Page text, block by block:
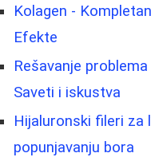
Kolagen -
Efekte
Rešavanje
Saveti i iskustva
Hijaluronski fileri za
popunjavanju bora